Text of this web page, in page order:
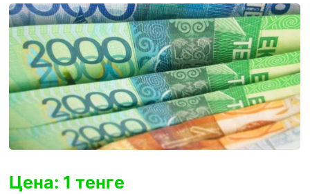
Цена: 1 тенге